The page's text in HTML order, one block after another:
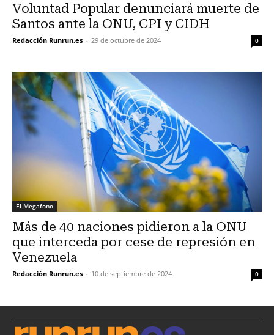
Voluntad Popular denunciará muerte de
Santos ante la ONU, CPI y CIDH
Redacción Runrun.es - 29 de octubre de 2024 0
El Megafono
Más de 40 naciones pidieron a la ONU
que interceda por cese de represión en
Venezuela
Redacción Runrun.es - 10 de septiembre de 2024 0